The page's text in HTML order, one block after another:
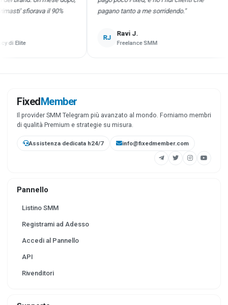
sfiorava il 90%
Elite
pagano tanto a me sorridendo."
Ravi J.
Freelance SMM
FixedMember
Il provider SMM Telegram più avanzato al mondo. Forniamo membri
di qualità Premium e strategie su misura.
Assistenza dedicata h24/7 info@fixedmember.com
Pannello
Listino SMM
Registrami ad Adesso
Accedi al Pannello
API
Rivenditori